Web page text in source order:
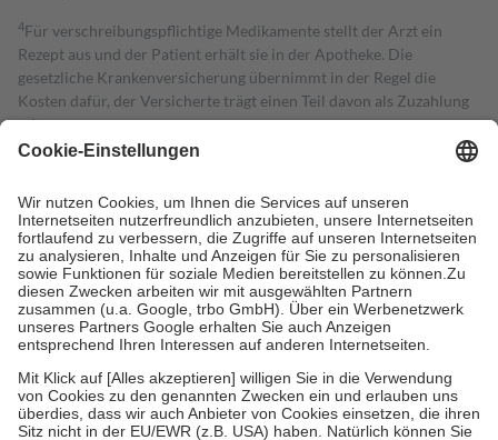
4Für verschreibungspflichtige Medikamente stellt der Arzt ein
Rezept aus und der Patient erhält sie in der Apotheke. Die
gesetzliche Krankenversicherung übernimmt in der Regel die
Kosten dafür, der Versicherte trägt einen Teil davon als Zuzahlung
mit.
Grundsätzlich leisten Mitglieder Zuzahlungen in Höhe von zehn
höchstens zehn Euro.
Es sind jedoch nie mehr als die tatsächlichen
Kosten der Leistung zu entrichten.
Diese Regeln gelten grundsätzlich auch für Online-Apotheken.
Bei Heilmitteln und häuslicher Krankenpflege beträgt die
Zuzahlung zehn Prozent der Kosten sowie zehn Euro je
Verordnung.
Um das Engagement der Versicherten für ihre eigene Gesundheit zu
stärken und die besondere Stellung der Familie zu unterstützen,
fallenkeine Zuzahlungenan bei:
• Kindern und Jugendlichen bis zum vollendeten 18. Lebensjahr
mit Ausnahme der Fahrkosten